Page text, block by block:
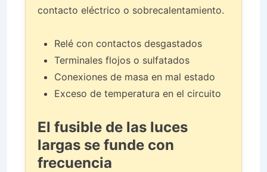
contacto eléctrico o sobrecalentamiento.
Relé con contactos desgastados
Terminales flojos o sulfatados
Conexiones de masa en mal estado
Exceso de temperatura en el circuito
El fusible de las luces
largas se funde con
frecuencia